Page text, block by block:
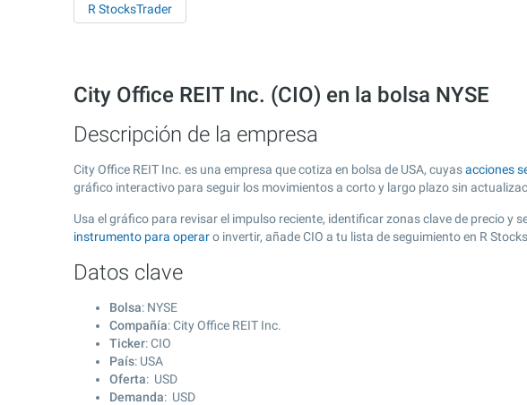
R StocksTrader
City Office REIT Inc. (CIO) en la bolsa NYSE
Descripción de la empresa
City Office REIT Inc. es una empresa que cotiza en bolsa de USA, cuyasacciones
gráfico interactivo para seguir los movimientos a corto y largo plazo sin
Usa el gráfico para revisar el impulso reciente, identificar zonas clave de precio y
instrumento para operaro invertir, añade CIO a tu lista de seguimiento en R
Datos clave
Bolsa: NYSE
Compañía: City Office REIT Inc.
Ticker: CIO
País: USA
Oferta: USD
Demanda: USD